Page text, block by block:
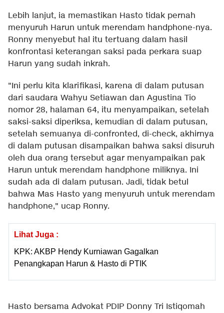
Lebih lanjut, ia memastikan Hasto tidak pernah
menyuruh Harun untuk merendam handphone-nya.
Ronny menyebut hal itu tertuang dalam hasil
konfrontasi keterangan saksi pada perkara suap
Harun yang sudah inkrah.
"Ini perlu kita klarifikasi, karena di dalam putusan
dari saudara Wahyu Setiawan dan Agustina Tio
nomor 28, halaman 64, itu menyampaikan, setelah
saksi-saksi diperiksa, kemudian di dalam putusan,
setelah semuanya di-confronted, di-check, akhirnya
di dalam putusan disampaikan bahwa saksi disuruh
oleh dua orang tersebut agar menyampaikan pak
Harun untuk merendam handphone miliknya. Ini
sudah ada di dalam putusan. Jadi, tidak betul
bahwa Mas Hasto yang menyuruh untuk merendam
handphone," ucap Ronny.
Lihat Juga :
KPK: AKBP Hendy Kurniawan Gagalkan
Penangkapan Harun & Hasto di PTIK
Hasto bersama Advokat PDIP Donny Tri Istiqomah